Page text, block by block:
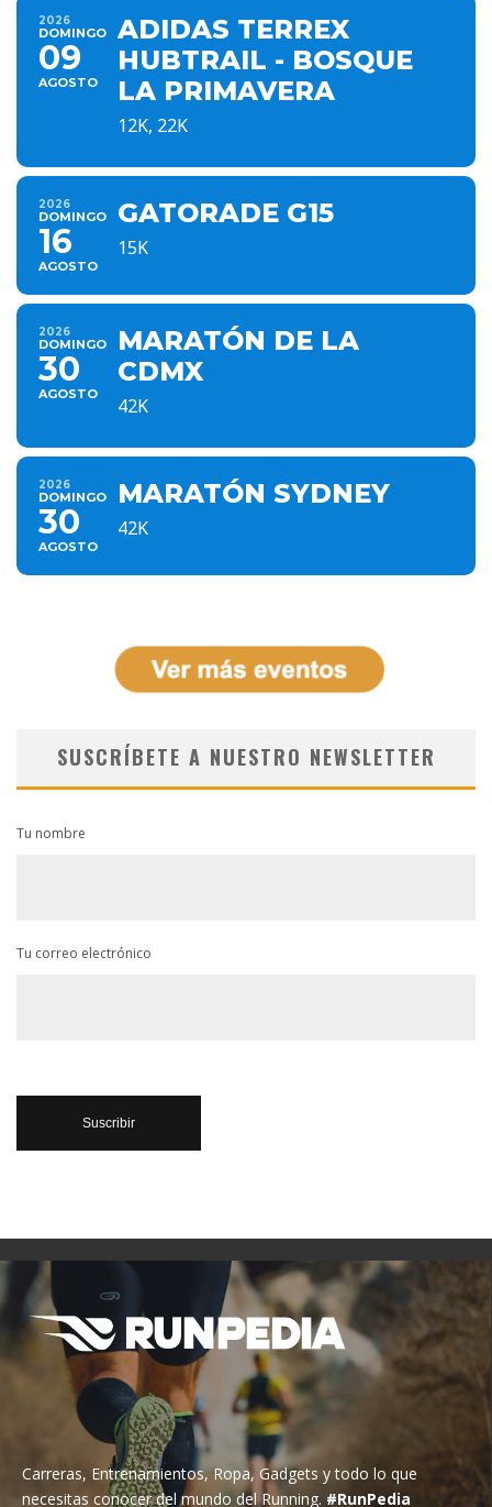
2026
DOMINGO
09
AGOSTO
ADIDAS TERREX
HUBTRAIL - BOSQUE
LA PRIMAVERA
12K, 22K
2026
DOMINGO
16
AGOSTO
GATORADE G15
15K
2026
DOMINGO
30
AGOSTO
MARATÓN DE LA
CDMX
42K
2026
DOMINGO
30
AGOSTO
MARATÓN SYDNEY
42K
SUSCRÍBETE A NUESTRO NEWSLETTER
Tu nombre
Tu correo electrónico
Carreras, Entrenamientos, Ropa, Gadgets y todo lo que
necesitas conocer del mundo del Running. #RunPedia